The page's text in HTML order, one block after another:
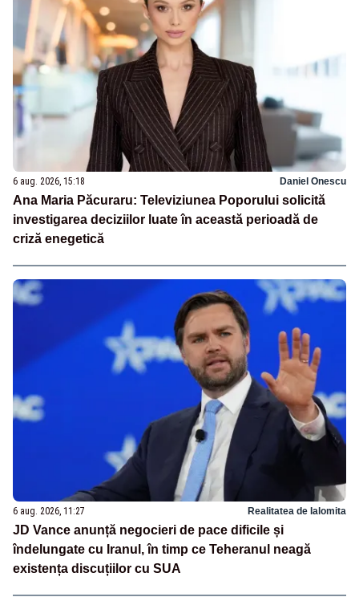
6 aug. 2026, 15:18 Daniel Onescu
Ana Maria Păcuraru: Televiziunea Poporului solicită
investigarea deciziilor luate în această perioadă de
criză enegetică
6 aug. 2026, 11:27 Realitatea de Ialomita
JD Vance anunță negocieri de pace dificile și
îndelungate cu Iranul, în timp ce Teheranul neagă
existența discuțiilor cu SUA